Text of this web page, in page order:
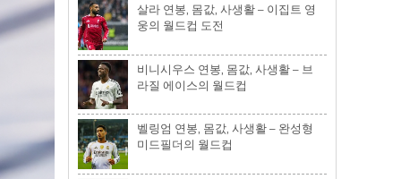
살라 연봉, 몸값, 사생활 – 이집트 영
웅의 월드컵 도전
비니시우스 연봉, 몸값, 사생활 – 브
라질 에이스의 월드컵
벨링엄 연봉, 몸값, 사생활 – 완성형
미드필더의 월드컵